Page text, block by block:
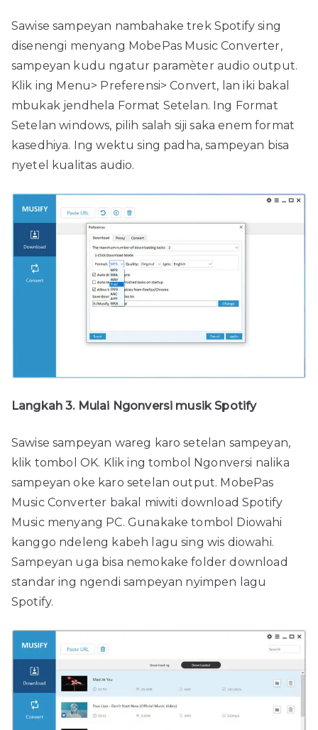
Sawise sampeyan nambahake trek Spotify sing
disenengi menyang MobePas Music Converter,
sampeyan kudu ngatur paramèter audio output.
Klik ing Menu> Preferensi> Convert, lan iki bakal
mbukak jendhela Format Setelan. Ing Format
Setelan windows, pilih salah siji saka enem format
kasedhiya. Ing wektu sing padha, sampeyan bisa
nyetel kualitas audio.
Langkah 3. Mulai Ngonversi musik Spotify
Sawise sampeyan wareg karo setelan sampeyan,
klik tombol OK. Klik ing tombol Ngonversi nalika
sampeyan oke karo setelan output. MobePas
Music Converter bakal miwiti download Spotify
Music menyang PC. Gunakake tombol Diowahi
kanggo ndeleng kabeh lagu sing wis diowahi.
Sampeyan uga bisa nemokake folder download
standar ing ngendi sampeyan nyimpen lagu
Spotify.